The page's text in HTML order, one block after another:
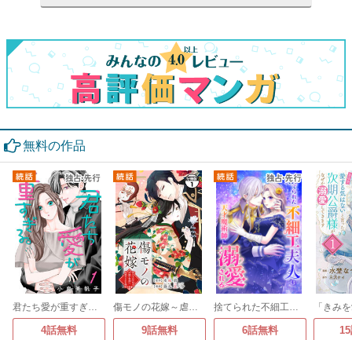
無料の作品
君たち愛が重すぎる。(話売り)
4話無料
傷モノの花嫁～虐げられた私が、皇國の鬼神に見初められた理由～ 分冊版
9話無料
捨てられた不細工夫人は天才魔術師に溺愛される
6話無料